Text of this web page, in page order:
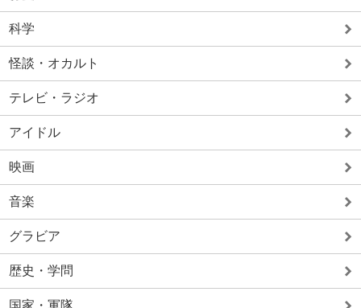
科学
怪談・オカルト
テレビ・ラジオ
アイドル
映画
音楽
グラビア
歴史・学問
国家・軍隊